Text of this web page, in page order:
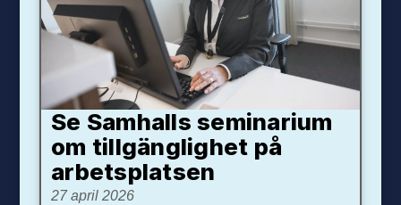
Se Samhalls seminarium
om tillgänglighet på
arbetsplatsen
27 april 2026